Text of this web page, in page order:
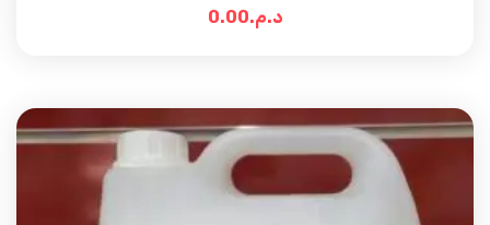
د.م.0.00